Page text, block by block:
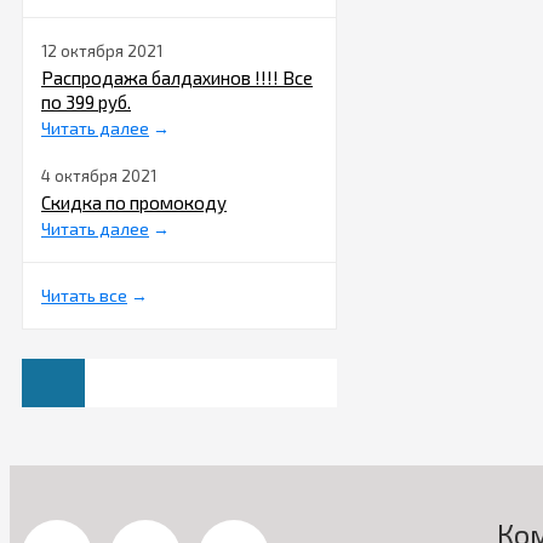
12 октября 2021
Распродажа балдахинов !!!! Все
по 399 руб.
Читать далее →
4 октября 2021
Скидка по промокоду
Читать далее →
Читать все →